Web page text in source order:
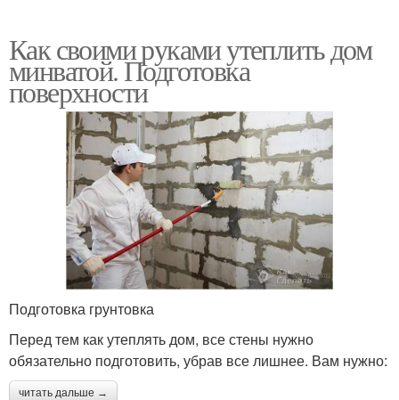
Как своими руками утеплить дом
минватой. Подготовка
поверхности
Подготовка грунтовка
Перед тем как утеплять дом, все стены нужно
обязательно подготовить, убрав все лишнее. Вам нужно:
читать дальше →